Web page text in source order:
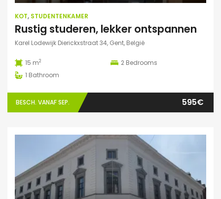
KOT, STUDENTENKAMER
Rustig studeren, lekker ontspannen
Karel Lodewijk Dierickxstraat 34, Gent, België
15 m2 2 Bedrooms
1 Bathroom
BESCH. VANAF SEP. 595€